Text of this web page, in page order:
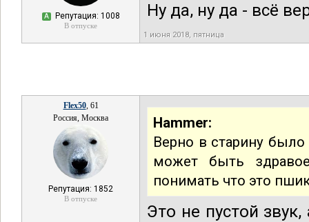
А Репутация: 1008
В отпуске
Ну да, ну да - всё
1 июня 2018, пятница
Flex50, 61
Россия, Москва
Репутация: 1852
В отпуске
Hammer:
Верно в старину
может быть
понимать что это
Это не пустой